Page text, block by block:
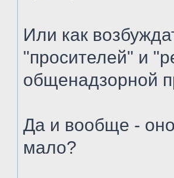
Или как
"просителей" и
общенадзорной
Да и вообще -
мало?